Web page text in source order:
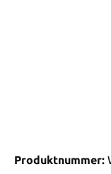
Produktnummer: